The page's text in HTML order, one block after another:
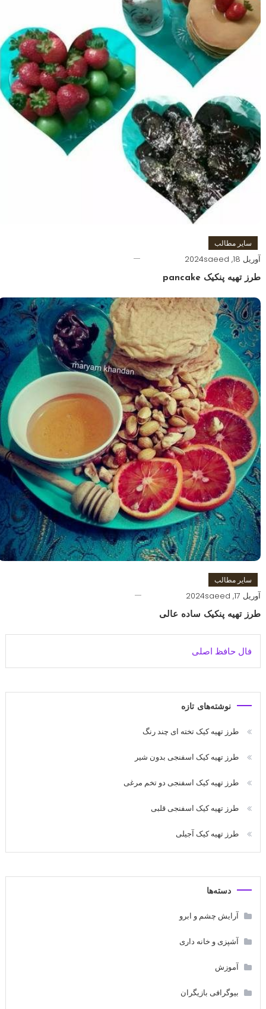
سایر مطالب
آوریل 18, 2024 saeed
طرز تهیه پنکیک pancake
سایر مطالب
آوریل 17, 2024 saeed
طرز تهیه پنکیک ساده عالی
فال حافظ اصلی
نوشته‌های تازه
طرز تهیه کیک تخته ای چند رنگ
طرز تهیه کیک اسفنجی بدون شیر
طرز تهیه کیک اسفنجی دو تخم مرغی
طرز تهیه کیک اسفنجی قلبی
طرز تهیه کیک آجیلی
دسته‌ها
آرایش چشم و ابرو
آشپزی و خانه داری
آموزش
بیوگرافی بازیگران